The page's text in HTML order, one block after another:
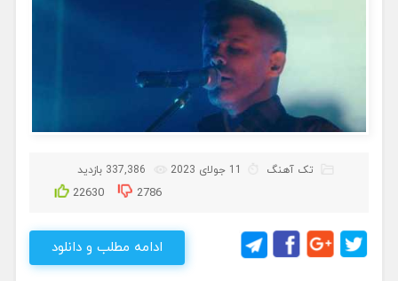
تک آهنگ 11 جولای 2023 337,386 بازدید
22630 2786
ادامه مطلب و دانلود